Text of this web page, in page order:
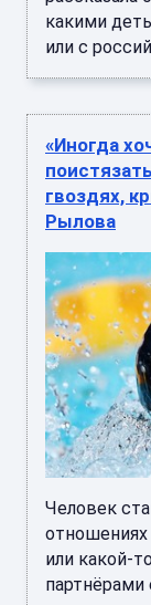
какими
или с
«Иногда
гвоздях,
Рылова
Человек
отношениях
или
партнёрами